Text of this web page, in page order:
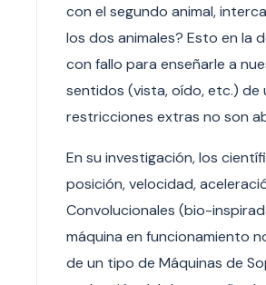
con el segundo animal,
los dos animales? Esto en la
con fallo para enseñarle a
sentidos (vista, oído, etc.) de
restricciones extras no son
En su investigación, los
posición, velocidad,
Convolucionales (bio-
máquina en funcionamiento
de un tipo de Máquinas de